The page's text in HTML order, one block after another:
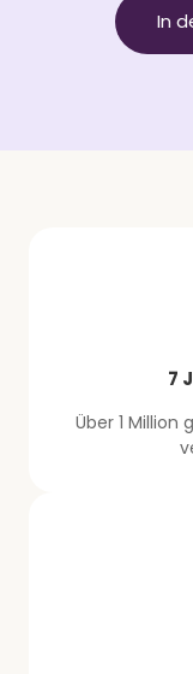
In
7
Über 1